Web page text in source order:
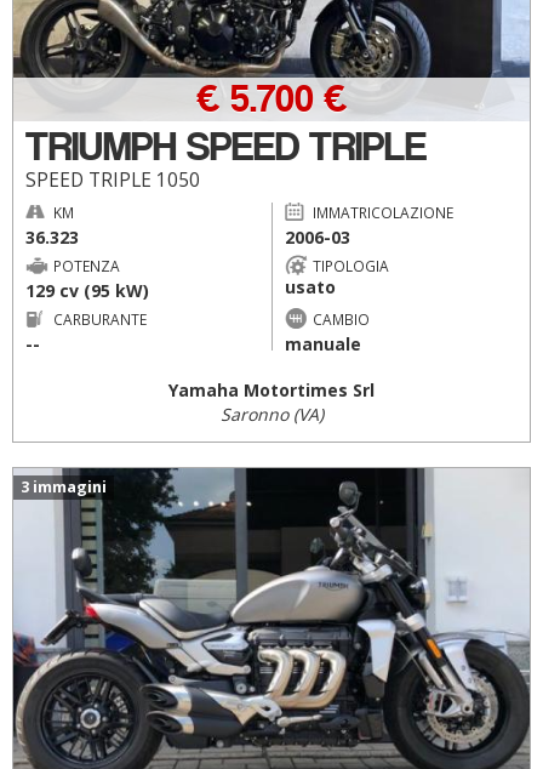
TRIUMPH SPEED TRIPLE
SPEED TRIPLE 1050
€ 5.700 €
KM
36.323
IMMATRICOLAZIONE
2006-03
POTENZA
129 cv (95 kW)
TIPOLOGIA
usato
CARBURANTE
--
CAMBIO
manuale
Yamaha Motortimes Srl
Saronno (VA)
3 immagini